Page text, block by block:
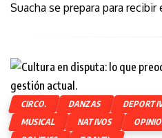
Suacha se prepara para recibir
CIRCO. DANZAS
MUSICAL
NATIVOS